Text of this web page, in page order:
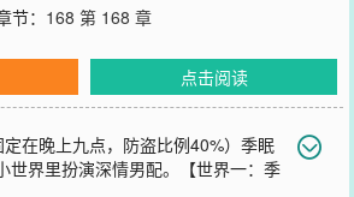
节： 168 第 168 章
点击阅读
定在晚上九点，防盗比例40%）季眠
世界里扮演深情男配。【世界一：季